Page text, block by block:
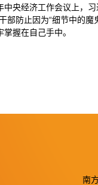
中央经济工作会议上，
部防止因为“细节中的
握在自己手中。
南